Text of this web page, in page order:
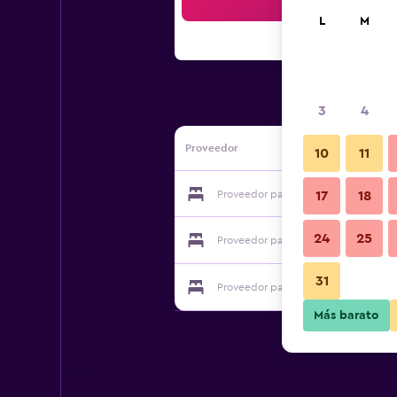
Proveedor
Proveedor para Butte's Bethel Farm
Proveedor para Butte's Bethel Farm
Proveedor para Butte's Bethel Farm
L M
3 4
10 11
17 18
24 25
31
Más barato